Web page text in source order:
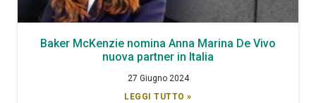
Baker McKenzie nomina Anna Marina De Vivo
nuova partner in Italia
27 Giugno 2024
LEGGI TUTTO »